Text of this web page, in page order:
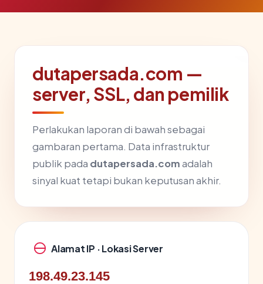
dutapersada.com —
server, SSL, dan pemilik
Perlakukan laporan di bawah sebagai
gambaran pertama. Data infrastruktur
publik pada dutapersada.comadalah
sinyal kuat tetapi bukan keputusan akhir.
Alamat IP · Lokasi Server
198.49.23.145